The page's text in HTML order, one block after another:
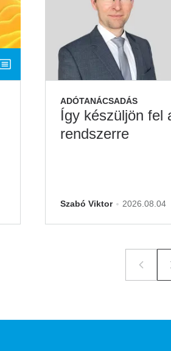
ADÓTANÁCSADÁS
Így készüljön fel
rendszerre
Szabó Viktor 2026.08.04